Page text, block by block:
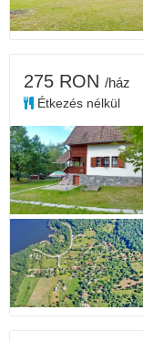
275 RON /ház
Étkezés nélkül